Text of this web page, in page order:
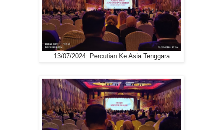
13/07/2024: Percutian Ke Asia Tenggara